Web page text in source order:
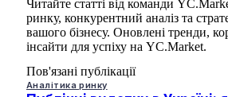
Читайте статті від команди
ринку, конкурентний аналіз та
вашого бізнесу. Оновлені тренди,
інсайти для успіху на YC.Market.
Пов'язані публікації
Аналітика ринку